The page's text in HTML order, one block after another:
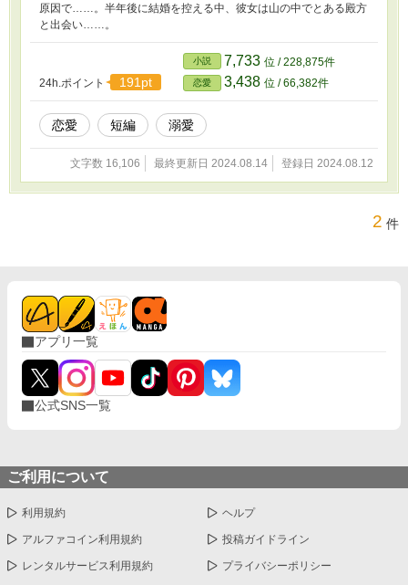
原因で……。半年後に結婚を控える中、彼女は山の中でとある殿方
と出会い……。
24h.ポイント 191pt
小説 7,733 位 / 228,875件
恋愛 3,438 位 / 66,382件
恋愛 短編 溺愛
文字数 16,106 最終更新日 2024.08.14 登録日 2024.08.12
2 件
アプリ一覧
公式SNS一覧
ご利用について
利用規約 ヘルプ
アルファコイン利用規約 投稿ガイドライン
レンタルサービス利用規約 プライバシーポリシー